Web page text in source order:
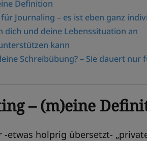
Definition
Journaling – es ist eben ganz
dich und deine Lebenssituation an
kann
Schreibübung? – Sie dauert nur
– (m)eine
-etwas holprig übersetzt-